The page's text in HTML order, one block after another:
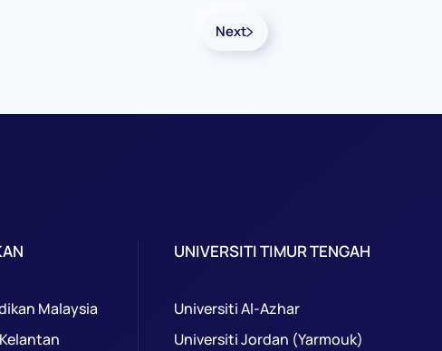
Next
Malaysia
UNIVERSITI TIMUR TENGAH
Universiti Al-Azhar
Universiti Jordan (Yarmouk)